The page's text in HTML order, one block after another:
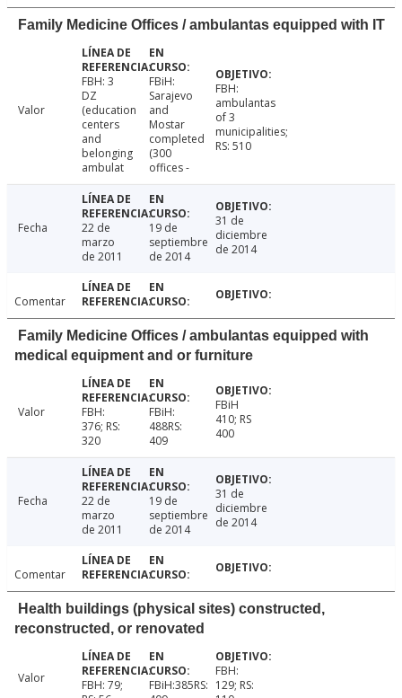
Family Medicine Offices / ambulantas equipped with IT
Valor
FBH: 3
DZ
(education
centers
and
belonging
ambulat
FBiH:
Sarajevo
and
Mostar
completed
(300
offices -
FBH:
ambulantas
of 3
municipalities;
RS: 510
Fecha
22 de
marzo
de 2011
19 de
septiembre
de 2014
31 de
diciembre
de 2014
Comentar
Family Medicine Offices / ambulantas equipped with
medical equipment and or furniture
Valor
FBH:
376; RS:
320
FBiH:
488RS:
409
FBiH
410; RS
400
Fecha
22 de
marzo
de 2011
19 de
septiembre
de 2014
31 de
diciembre
de 2014
Comentar
Health buildings (physical sites) constructed,
reconstructed, or renovated
Valor
FBH: 79;
FBiH:385RS:
FBH:
129; RS: